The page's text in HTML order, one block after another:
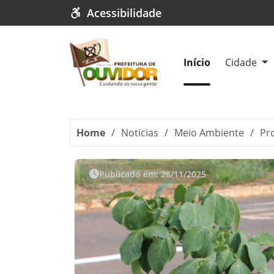
Acessibilidade
Início Cidade
Home / Noticias / Meio Ambiente /
Publicado em: 28/11/2025